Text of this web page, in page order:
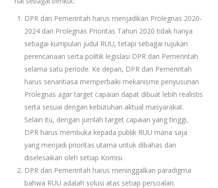
DPR dan Pemerintah harus menjadikan Prolegnas 2020-
2024 dan Prolegnas Prioritas Tahun 2020 tidak hanya
sebagai kumpulan judul RUU, tetapi sebagai rujukan
perencanaan serta politik legislasi DPR dan Pemerintah
selama satu periode. Ke depan, DPR dan Pemerintah
harus senantiasa memperbaiki mekanisme penyusunan
Prolegnas agar target capaian dapat dibuat lebih realistis
serta sesuai dengan kebutuhan aktual masyarakat.
Selain itu, dengan jumlah target capaian yang tinggi,
DPR harus membuka kepada publik RUU mana saja
yang menjadi prioritas utama untuk dibahas dan
diselesaikan oleh setiap Komisi.
DPR dan Pemerintah harus meninggalkan paradigma
bahwa RUU adalah solusi atas setiap persoalan.